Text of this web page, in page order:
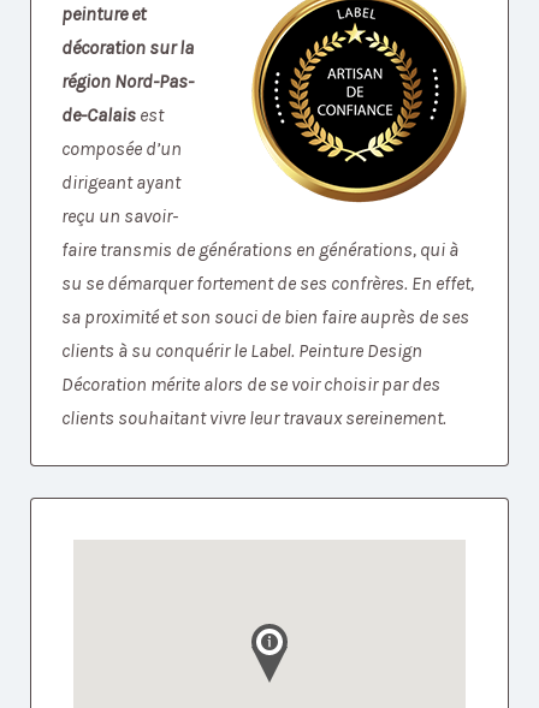
peinture et
décoration sur la
région Nord-Pas-
de-Calais est
composée d’un
dirigeant ayant
reçu un savoir-
faire transmis de générations en générations, qui à
su se démarquer fortement de ses confrères. En effet,
sa proximité et son souci de bien faire auprès de ses
clients à su conquérir le Label. Peinture Design
Décoration mérite alors de se voir choisir par des
clients souhaitant vivre leur travaux sereinement.